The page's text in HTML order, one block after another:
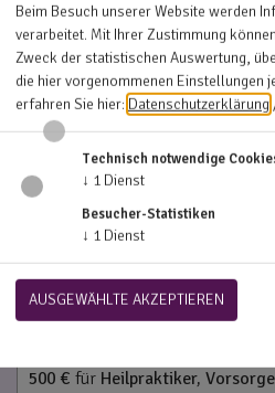
Hörgeräte
Hörgeräte Reparatur
Auslandsreisen
Keine Leistungen.
Leistungen und
500 € für Heilpraktiker,
Beim Besuch unserer Website werden
verarbeitet. Mit Ihrer Zustimmung
Zweck der statistischen Auswertung,
die hier vorgenommenen Einstellungen
erfahren Sie hier: Datenschutzerklärung
Technisch notwendige
↓ 1 Dienst
Besucher-Statistiken
↓ 1 Dienst
AUSGEWÄHLTE AKZEPTIEREN